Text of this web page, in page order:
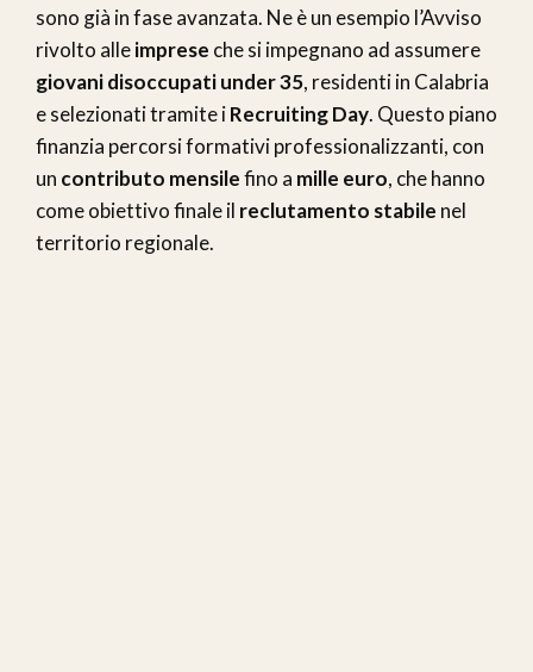
sono già in fase avanzata. Ne è un esempio l’Avviso
rivolto alleimprese che si impegnano ad assumere
giovani disoccupati under 35, residenti in Calabria
e selezionati tramite iRecruiting Day. Questo piano
finanzia percorsi formativi professionalizzanti, con
un contributo mensilefino a mille euro, che hanno
come obiettivo finale il reclutamento stabile nel
territorio regionale.